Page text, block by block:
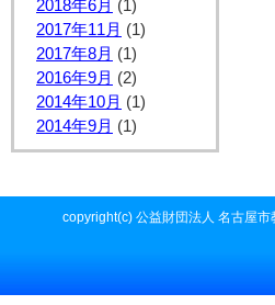
2018年6月 (1)
2017年11月 (1)
2017年8月 (1)
2016年9月 (2)
2014年10月 (1)
2014年9月 (1)
copyright(c) 公益財団法人 名古屋市